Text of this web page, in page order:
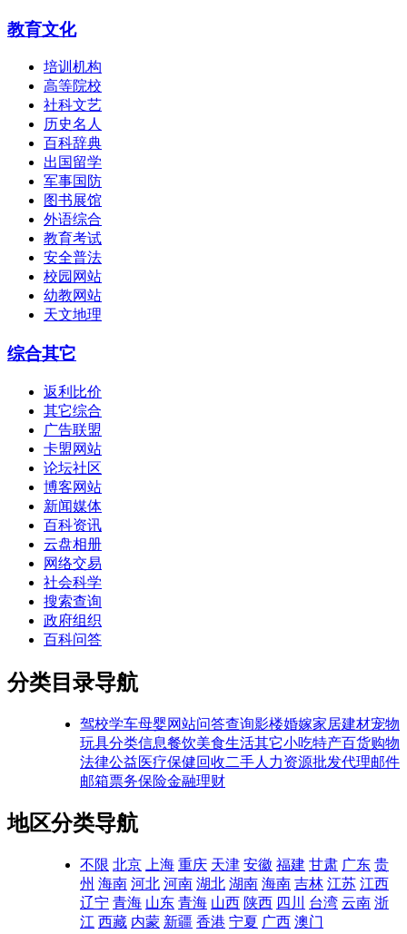
教育文化
培训机构
高等院校
社科文艺
历史名人
百科辞典
出国留学
军事国防
图书展馆
外语综合
教育考试
安全普法
校园网站
幼教网站
天文地理
综合其它
返利比价
其它综合
广告联盟
卡盟网站
论坛社区
博客网站
新闻媒体
百科资讯
云盘相册
网络交易
社会科学
搜索查询
政府组织
百科问答
分类目录导航
驾校学车母婴网站问答查询影楼婚嫁家居建材宠物
玩具分类信息餐饮美食生活其它小吃特产百货购物
法律公益医疗保健回收二手人力资源批发代理邮件
邮箱票务保险金融理财
地区分类导航
不限 北京 上海 重庆 天津 安徽 福建 甘肃 广东 贵
州 海南 河北 河南 湖北 湖南 海南 吉林 江苏 江西
辽宁 青海 山东 青海 山西 陕西 四川 台湾 云南 浙
江 西藏 内蒙 新疆 香港 宁夏 广西 澳门